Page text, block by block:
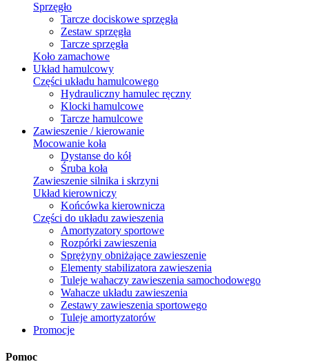
Sprzęgło
Tarcze dociskowe sprzęgła
Zestaw sprzęgła
Tarcze sprzęgła
Koło zamachowe
Układ hamulcowy
Części układu hamulcowego
Hydrauliczny hamulec ręczny
Klocki hamulcowe
Tarcze hamulcowe
Zawieszenie / kierowanie
Mocowanie koła
Dystanse do kół
Śruba koła
Zawieszenie silnika i skrzyni
Układ kierowniczy
Końcówka kierownicza
Części do układu zawieszenia
Amortyzatory sportowe
Rozpórki zawieszenia
Sprężyny obniżające zawieszenie
Elementy stabilizatora zawieszenia
Tuleje wahaczy zawieszenia samochodowego
Wahacze układu zawieszenia
Zestawy zawieszenia sportowego
Tuleje amortyzatorów
Promocje
Pomoc